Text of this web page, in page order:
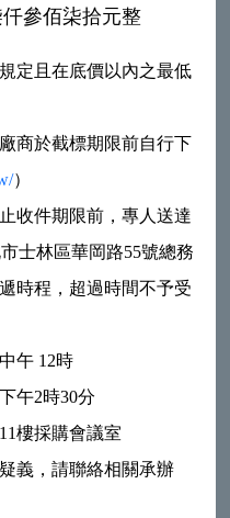
參佰柒拾元整
定且在底價以內之最低
商於截標期限前自行下
）
收件期限前，專人送達
士林區華岡路55號總務
時程，超過時間不予受
午 12時
午2時30分
樓採購會議室
義，請聯絡相關承辦